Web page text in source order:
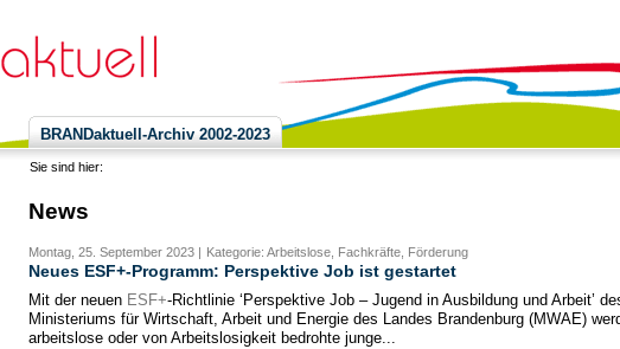
BRANDaktuell-Archiv 2002-2023
Sie sind hier:
News
Montag, 25. September 2023 | Kategorie: Arbeitslose, Fachkräfte, Förderung
Neues ESF+-Programm: Perspektive Job ist gestartet
Mit der neuen ESF+-Richtlinie ‘Perspektive Job – Jugend in Ausbildung und Arbeit’
Ministeriums für Wirtschaft, Arbeit und Energie des Landes Brandenburg (MWAE)
arbeitslose oder von Arbeitslosigkeit bedrohte junge...